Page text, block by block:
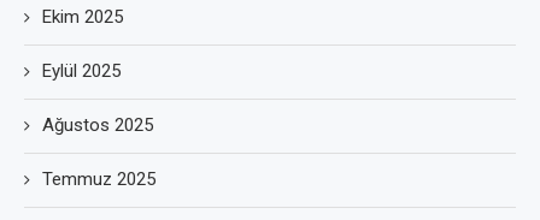
Ekim 2025
Eylül 2025
Ağustos 2025
Temmuz 2025